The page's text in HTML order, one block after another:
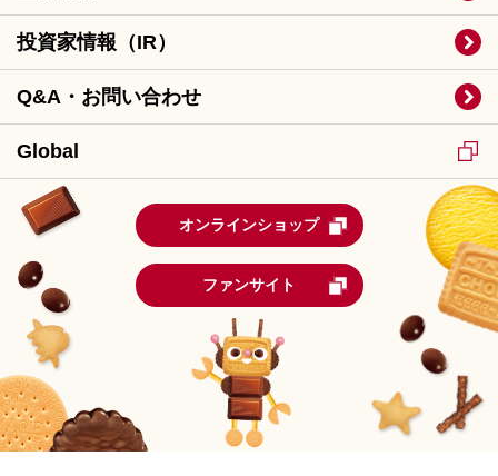
投資家情報（IR）
Q&A・お問い合わせ
Global
オンラインショップ
ファンサイト